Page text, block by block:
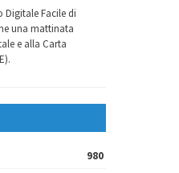
Digitale Facile di
una mattinata
e alla Carta
980